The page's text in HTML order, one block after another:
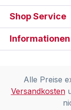
Shop Service
Informationen
Alle Preise
Versandkosten